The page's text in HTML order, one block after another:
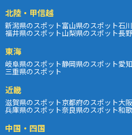
北陸・甲信越
新潟県のスポット富山県のスポット石
福井県のスポット山梨県のスポット長
東海
岐阜県のスポット静岡県のスポット愛
三重県のスポット
近畿
滋賀県のスポット京都府のスポット大
兵庫県のスポット奈良県のスポット和
中国・四国